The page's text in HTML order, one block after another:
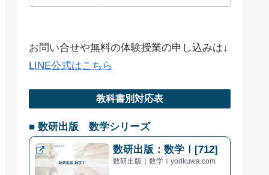
お問い合せや無料の体験授業の申し込みは↓
LINE公式はこちら
教科書別対応表
■ 数研出版 数学シリーズ
数研出版：数学Ⅰ[712]
数研出版｜数学Ⅰyorikuwa.com